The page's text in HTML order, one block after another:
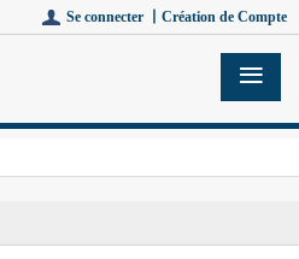
Se connecter 丨 Création de Compte